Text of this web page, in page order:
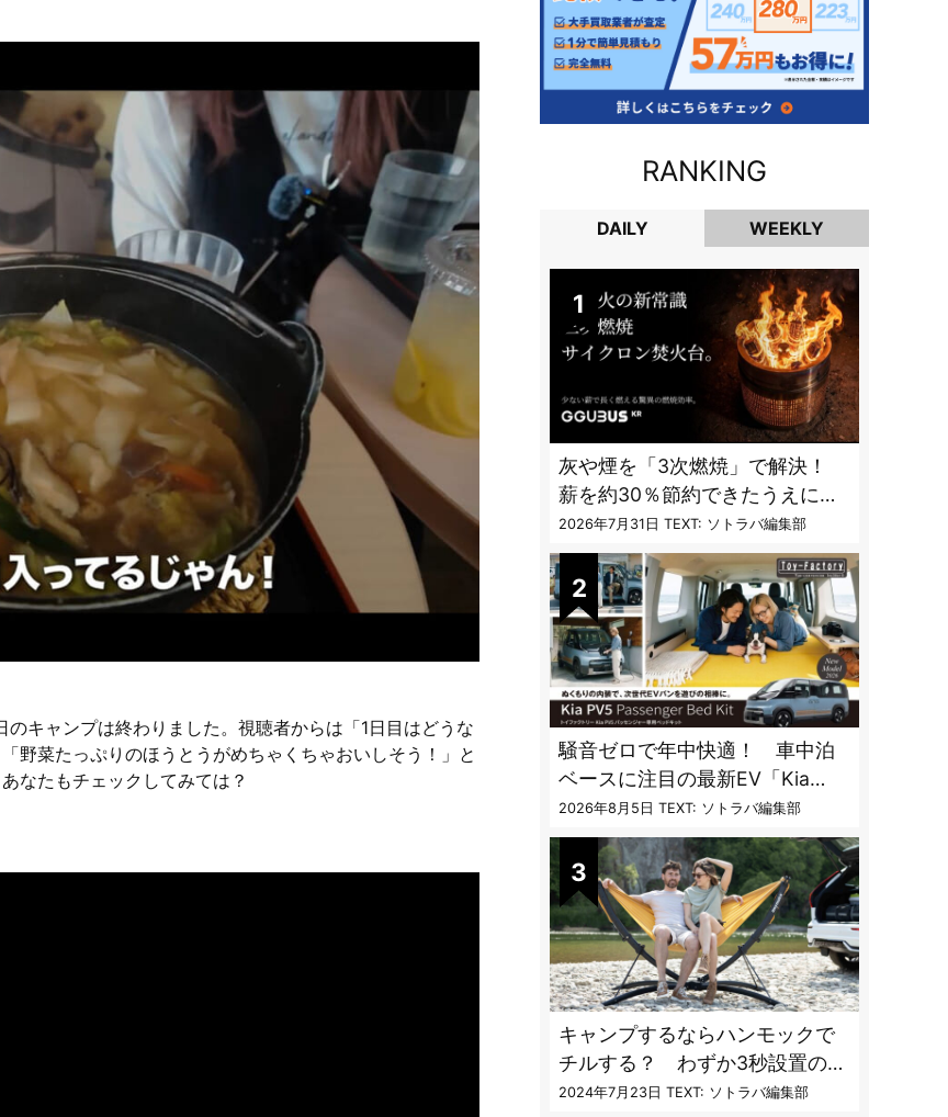
キャンプは終わりました。視聴者からは「1日目はどうな
野菜たっぷりのほうとうがめちゃくちゃおいしそう！」と
なたもチェックしてみては？
RANKING
DAILY WEEKLY
DAILY
灰や煙を「3次燃焼」で解決！
薪を約30％節約できたうえに炎
も美しくなった焚火台
2026年7月31日 TEXT: ソトラバ編集部
騒音ゼロで年中快適！ 車中泊
ベースに注目の最新EV「Kia
PV5」専用ベッドキット登場
2026年8月5日 TEXT: ソトラバ編集部
キャンプするならハンモックで
チルする？ わずか3秒設置の本
格派ハンモックスタンドが機能
2024年7月23日 TEXT: ソトラバ編集部